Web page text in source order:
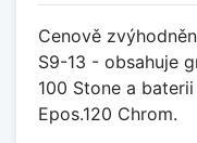
Cenově
S9-13 - obsahuje
100 Stone a
Epos.120 Chrom.